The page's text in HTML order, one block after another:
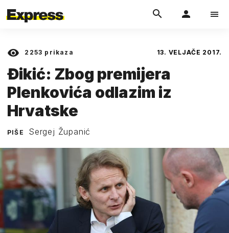
2253 prikaza 13. VELJAČE 2017.
Đikić: Zbog premijera
Plenkovića odlazim iz
Hrvatske
PIŠE Sergej Županić